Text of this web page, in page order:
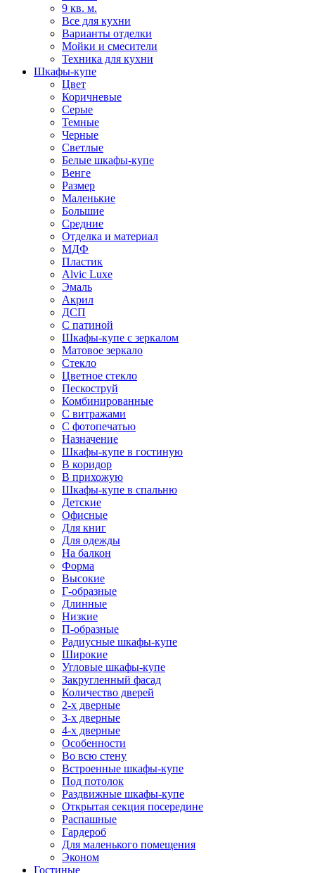
9 кв. м.
Все для кухни
Варианты отделки
Мойки и смесители
Техника для кухни
Шкафы-купе
Цвет
Коричневые
Серые
Темные
Черные
Светлые
Белые шкафы-купе
Венге
Размер
Маленькие
Большие
Средние
Отделка и материал
МДФ
Пластик
Alvic Luxe
Эмаль
Акрил
ДСП
С патиной
Шкафы-купе с зеркалом
Матовое зеркало
Стекло
Цветное стекло
Пескоструй
Комбинированные
С витражами
С фотопечатью
Назначение
Шкафы-купе в гостиную
В коридор
В прихожую
Шкафы-купе в спальню
Детские
Офисные
Для книг
Для одежды
На балкон
Форма
Высокие
Г-образные
Длинные
Низкие
П-образные
Радиусные шкафы-купе
Широкие
Угловые шкафы-купе
Закругленный фасад
Количество дверей
2-х дверные
3-х дверные
4-х дверные
Особенности
Во всю стену
Встроенные шкафы-купе
Под потолок
Раздвижные шкафы-купе
Открытая секция посередине
Распашные
Гардероб
Для маленького помещения
Эконом
Гостиные